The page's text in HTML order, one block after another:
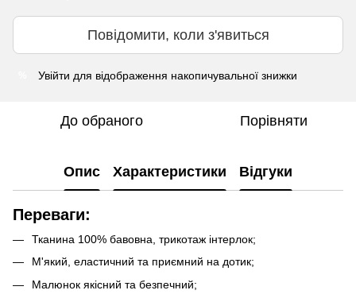
Повідомити, коли з'явиться
Увійти для відображення накопичувальної знижки
До обраного Порівняти
Опис Характеристики Відгуки
Переваги:
Тканина 100% бавовна, трикотаж інтерлок;
М'який, еластичний та приємний на дотик;
Малюнок якісний та безпечний;